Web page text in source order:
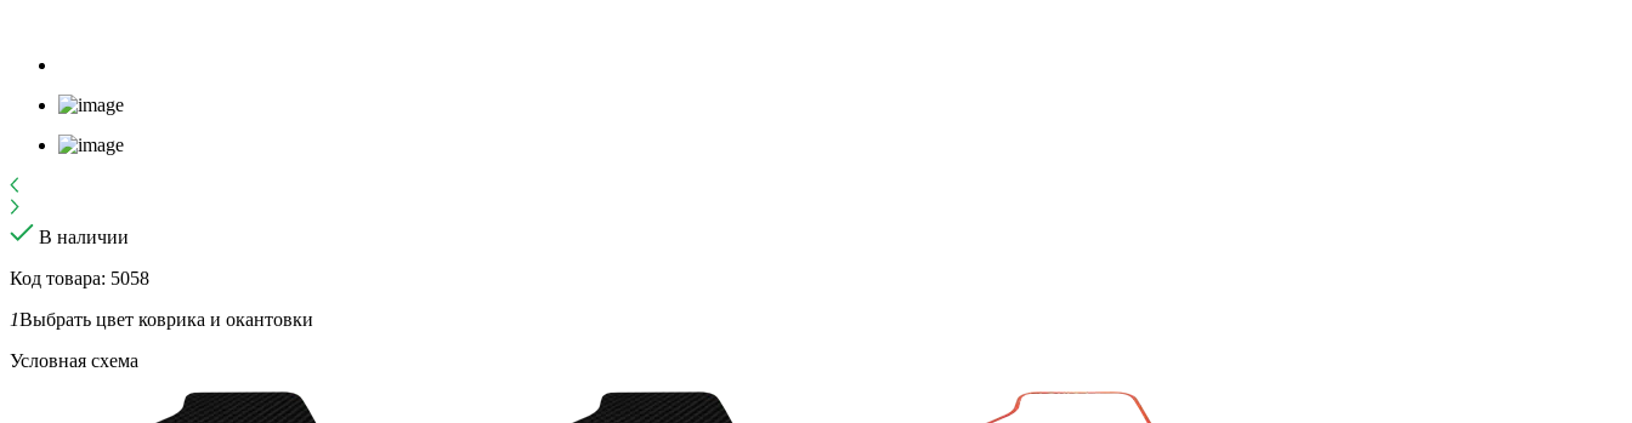
В наличии
Код товара: 5058
1Выбрать цвет коврика и окантовки
Условная схема